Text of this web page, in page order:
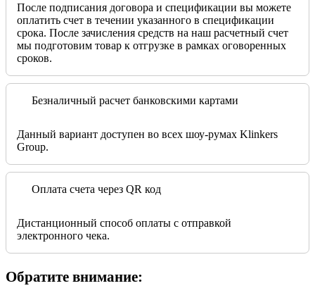
После подписания договора и спецификации вы можете
оплатить счет в течении указанного в спецификации
срока. После зачисления средств на наш расчетный счет
мы подготовим товар к отгрузке в рамках оговоренных
сроков.
Безналичный расчет банковскими картами
Данный вариант доступен во всех шоу-румах Klinkers
Group.
Оплата счета через QR код
Дистанционный способ оплаты с отправкой
электронного чека.
Обратите внимание: